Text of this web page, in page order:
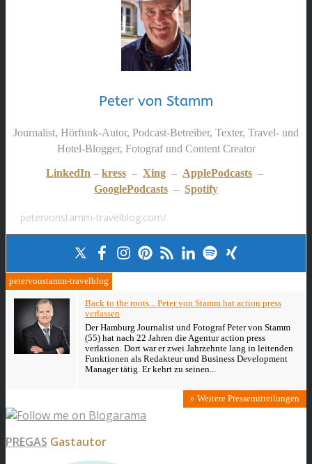
Peter von Stamm
Journalist, Hörfunk-Autor, Podcast-Betreiber, Texter, Travel- und
Hotel-Blogger, Fotograf und Content Creator
LinkedIn – kress – Xing – ApplePodcasts –
GooglePodcasts – Spotify
petervonstamm-travelblog.com/
petervonstamm-travelblog
Back to the roots... Peter von Stamm hat action press
verlassen
Der Hamburg Journalist und Fotograf Peter von Stamm
(55) hat nach 22 Jahren die Agentur action press
verlassen. Dort war er zwei Jahrzehnte lang in leitenden
Funktionen als Redakteur und Business Development
Manager tätig. Er kehrt zu seinen...
» Weitere Pressemitteilungen
PREGAS Gastautor